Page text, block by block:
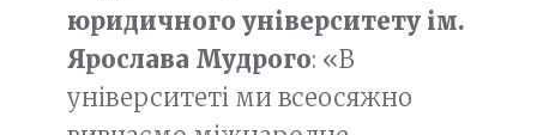
юридичного університету ім.
Ярослава Мудрого: «В
університеті ми всеосяжно